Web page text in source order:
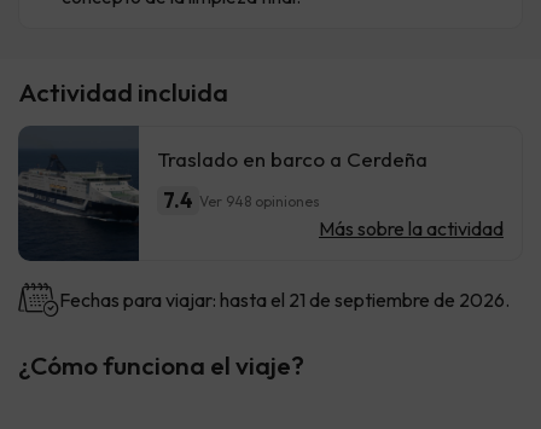
Actividad incluida
Traslado en barco a Cerdeña
7.4 Ver 948 opiniones
Más sobre la actividad
Fechas para viajar: hasta el 21 de septiembre de 2026.
¿Cómo funciona el viaje?